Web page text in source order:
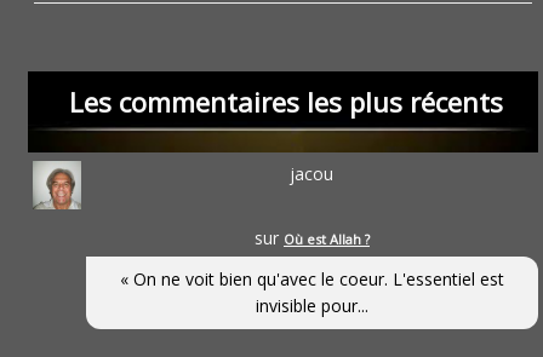
Les commentaires les plus récents
jacou
sur Où est Allah ?
« On ne voit bien qu'avec le coeur. L'essentiel est
invisible pour...